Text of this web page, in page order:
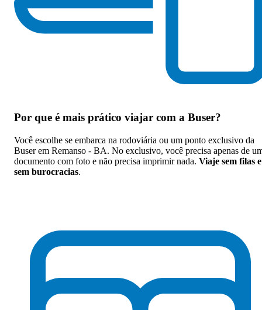
Por que é mais prático viajar com a Buser?
Você escolhe se embarca na rodoviária ou um ponto exclusivo da
Buser em Remanso - BA. No exclusivo, você precisa apenas de
documento com foto e não precisa imprimir nada. Viaje sem filas e
sem burocracias.